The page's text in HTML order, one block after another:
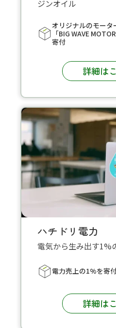
ジンオイル
オリジナルのモータ
「BIG WAVE
寄付
詳細は
ハチドリ電力
電気から生み出す1%
電力売上の1%を寄
詳細は